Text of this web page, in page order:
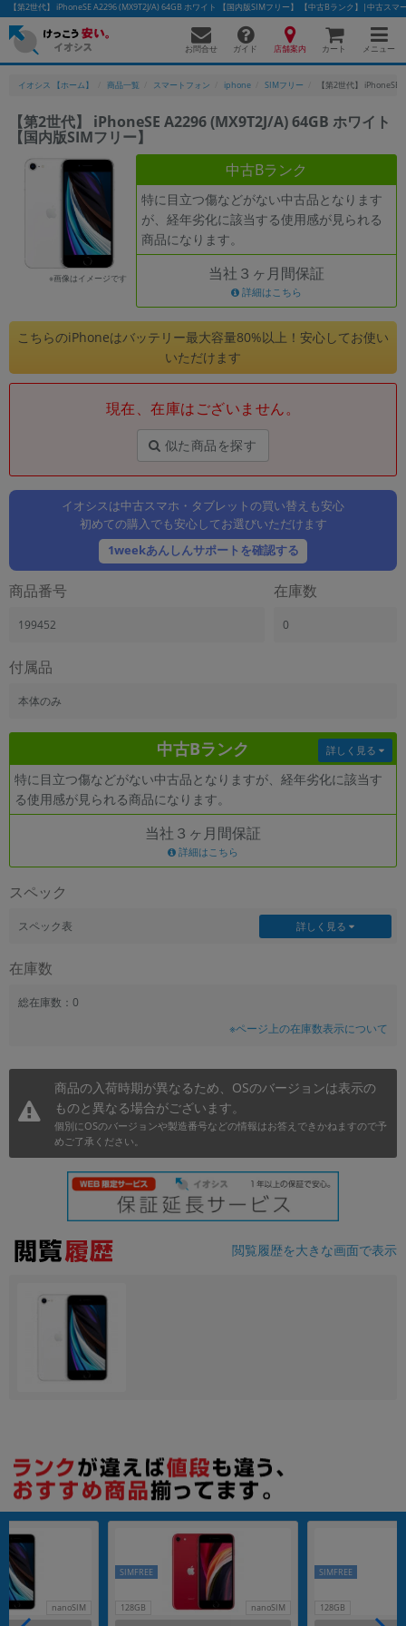
【第2世代】 iPhoneSE A2296 (MX9T2J/A) 64GB ホワイト 【国内版SIMフリー】 【中古Bランク】|中古スマ
お問合せ ガイド 店舗案内 カート メニュー
イオシス 【ホーム】 商品一覧 スマートフォン iphone SIMフリー 【第2世代】
【第2世代】 iPhoneSE A2296 (MX9T2J/A) 64GB ホワイト
【国内版SIMフリー】
※画像はイメージです
中古Bランク
特に目立つ傷などがない中古品となります
が、経年劣化に該当する使用感が見られる
商品になります。
当社３ヶ月間保証
詳細はこちら
こちらのiPhoneはバッテリー最大容量80%以上！安心してお使い
いただけます
現在、在庫はございません。
似た商品を探す
イオシスは中古スマホ・タブレットの買い替えも安心
初めての購入でも安心してお選びいただけます
1weekあんしんサポートを確認する
商品番号
199452
在庫数
0
付属品
本体のみ
中古Bランク
特に目立つ傷などがない中古品となりますが、経年劣化に該当す
る使用感が見られる商品になります。
詳しく見る
当社３ヶ月間保証
詳細はこちら
スペック
スペック表 詳しく見る
在庫数
総在庫数：0
※ページ上の在庫数表示について
商品の入荷時期が異なるため、OSのバージョンは表示の
ものと異なる場合がございます。
個別にOSのバージョンや製造番号などの情報はお答えできかねますので予
めご了承ください。
閲覧履歴を大きな画面で表示
nanoSIM 128GB nanoSIM
SIMFREE
128GB
SIMFREE
かんたんパソコン検索に切り替える
フリーワード
除外ワード
人気の検索ワード： Let's note
「スマートフォン」「タブレット」など
シリーズ
「iPhone」「Xperia」「Galaxy」など
「Apple」「SONY」「SHARP」など
機能・特徴
商品の搭載機能による絞り込み
「5G対応」「防水」「ワンセグ」など
ドライブ
ドライブの絞り込み
ランク
「新品」「未使用」「中古」など
CPU
OSの絞り込み
メモリ
年 月 まで
各項目のチェックボックスは「or検索」となります。
ただし機能別のみ「and検索」となります。